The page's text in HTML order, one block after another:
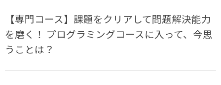
【専門コース】課題をクリアして問題解決能力
を磨く！ プログラミングコースに入って、今思
うことは？